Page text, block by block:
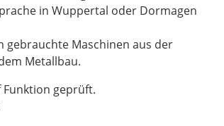
in Wuppertal oder Dormagen
gebrauchte Maschinen aus der
Metallbau.
geprüft.